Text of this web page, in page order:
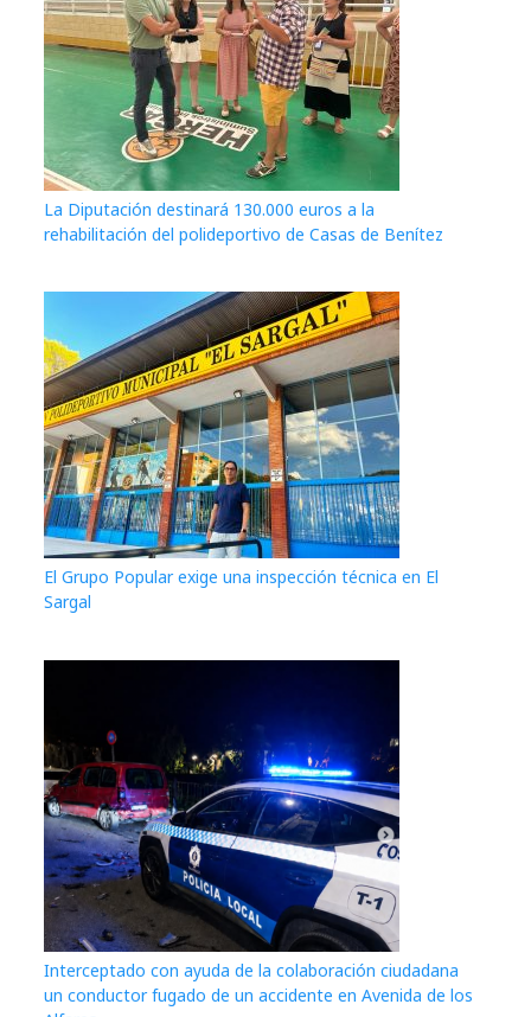
La Diputación destinará 130.000 euros a la
rehabilitación del polideportivo de Casas de Benítez
El Grupo Popular exige una inspección técnica en El
Sargal
Interceptado con ayuda de la colaboración ciudadana
un conductor fugado de un accidente en Avenida de los